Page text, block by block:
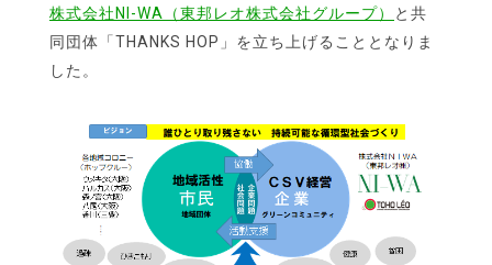
株式会社NI-WA（東邦レオ株式会社グループ）
と共
同団体「THANKS HOP」を立ち上げることとなりま
した。